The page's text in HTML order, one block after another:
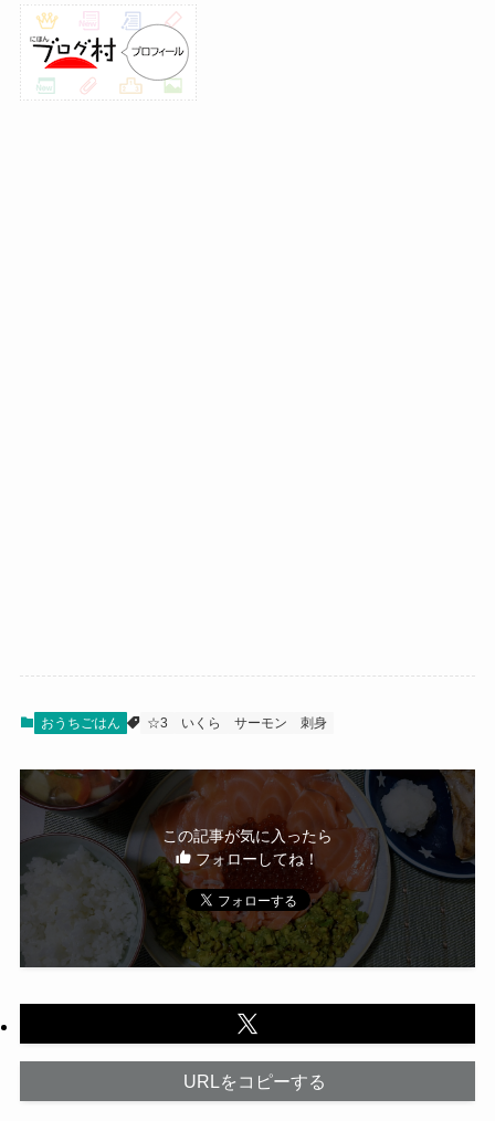
おうちごはん ☆3 いくら サーモン 刺身
この記事が気に入ったら
フォローしてね！
URLをコピーする